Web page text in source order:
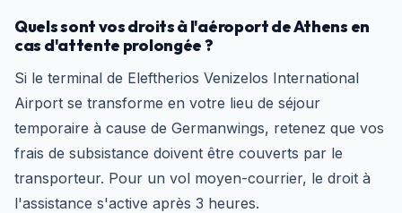
Quels sont vos droits à l'aéroport de Athens en
cas d'attente prolongée ?
Si le terminal de Eleftherios Venizelos International
Airport se transforme en votre lieu de séjour
temporaire à cause de Germanwings, retenez que vos
frais de subsistance doivent être couverts par le
transporteur. Pour un vol moyen-courrier, le droit à
l'assistance s'active après 3 heures.